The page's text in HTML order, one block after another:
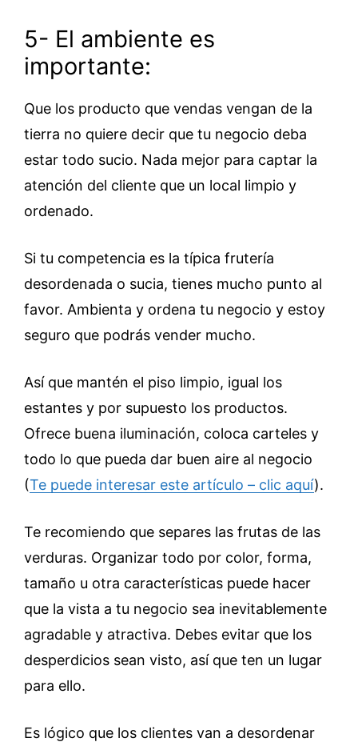
5- El ambiente es
importante:
Que los producto que vendas vengan de la
tierra no quiere decir que tu negocio deba
estar todo sucio. Nada mejor para captar la
atención del cliente que un local limpio y
ordenado.
Si tu competencia es la típica frutería
desordenada o sucia, tienes mucho punto al
favor. Ambienta y ordena tu negocio y estoy
seguro que podrás vender mucho.
Así que mantén el piso limpio, igual los
estantes y por supuesto los productos.
Ofrece buena iluminación, coloca carteles y
todo lo que pueda dar buen aire al negocio
(Te puede interesar este artículo – clic aquí).
Te recomiendo que separes las frutas de las
verduras. Organizar todo por color, forma,
tamaño u otra características puede hacer
que la vista a tu negocio sea inevitablemente
agradable y atractiva. Debes evitar que los
desperdicios sean visto, así que ten un lugar
para ello.
Es lógico que los clientes van a desordenar